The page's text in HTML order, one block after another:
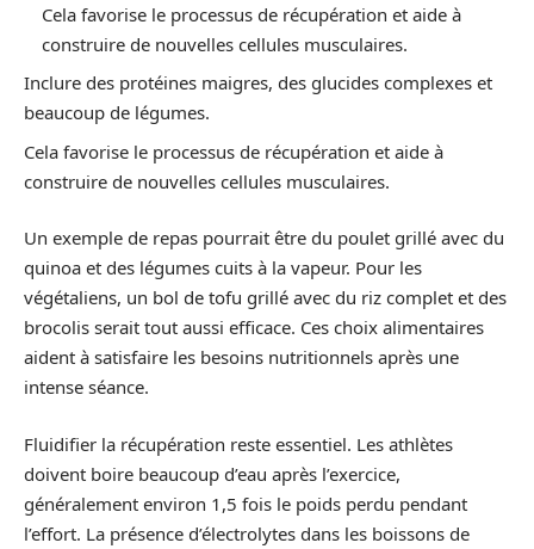
Cela favorise le processus de récupération et aide à
construire de nouvelles cellules musculaires.
Inclure des protéines maigres, des glucides complexes et
beaucoup de légumes.
Cela favorise le processus de récupération et aide à
construire de nouvelles cellules musculaires.
Un exemple de repas pourrait être du poulet grillé avec du
quinoa et des légumes cuits à la vapeur. Pour les
végétaliens, un bol de tofu grillé avec du riz complet et des
brocolis serait tout aussi efficace. Ces choix alimentaires
aident à satisfaire les besoins nutritionnels après une
intense séance.
Fluidifier la récupération reste essentiel. Les athlètes
doivent boire beaucoup d’eau après l’exercice,
généralement environ 1,5 fois le poids perdu pendant
l’effort. La présence d’électrolytes dans les boissons de